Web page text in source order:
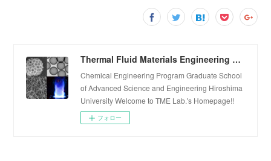
Thermal Fluid Materials Engineering Laboratory
Chemical Engineering Program Graduate School
of Advanced Science and Engineering Hiroshima
University Welcome to TME Lab.'s Homepage!!
フォロー